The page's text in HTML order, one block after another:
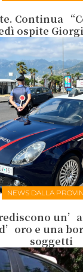
Continua
ospite
NEWS DALLA
e una
soggetti